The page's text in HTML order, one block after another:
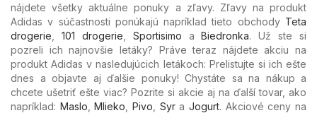
nájdete všetky aktuálne ponuky a zľavy. Zľavy na produkt
Adidas v súčastnosti ponúkajú napríklad tieto obchody Teta
drogerie
101 drogerie Sportisimo aBiedronka. Už ste si
pozreli ich najnovšie letáky? Práve teraz nájdete akciu na
produkt Adidas v nasledujúcich letákoch: Prelistujte si ich ešte
dnes a objavte aj ďalšie ponuky! Chystáte sa na nákup a
chcete ušetriť ešte viac? Pozrite si akcie aj na ďalší tovar, ako
napríklad: Maslo ,Mlieko ,Pivo SyraJogurt. Akciové ceny na